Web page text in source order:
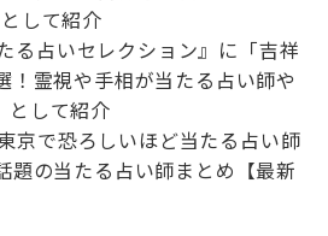
して紹介
る占いセレクション』に「吉祥
！霊視や手相が当たる占い師や
として紹介
京で恐ろしいほど当たる占い師
題の当たる占い師まとめ【最新